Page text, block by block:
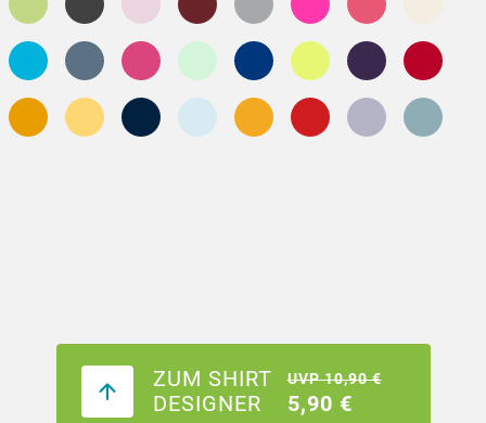
ZUM SHIRT
DESIGNER
UVP 10,90 €
5,90 €